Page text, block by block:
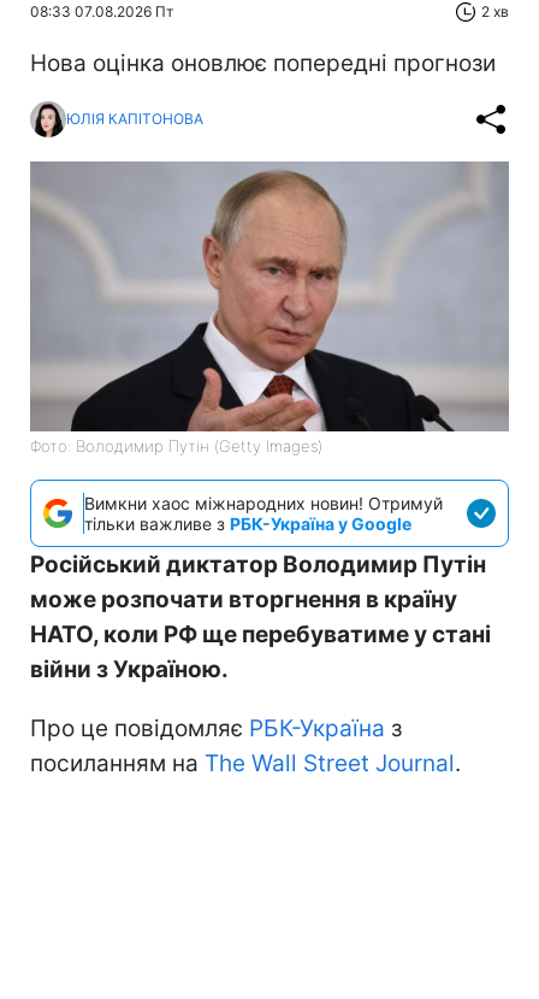
08:33 07.08.2026 Пт 2 хв
Нова оцінка оновлює попередні прогнози
ЮЛІЯ КАПІТОНОВА
Фото: Володимир Путін (Getty Images)
Вимкни хаос міжнародних новин! Отримуй
тільки важливе з РБК-Україна у Google
Російський диктатор Володимир Путін
може розпочати вторгнення в країну
НАТО, коли РФ ще перебуватиме у стані
війни з Україною.
Про це повідомляє РБК-Україна з
посиланням на The Wall Street Journal.